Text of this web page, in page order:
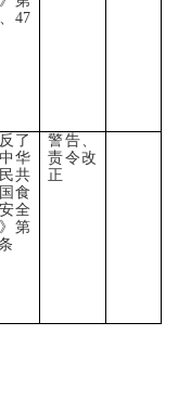
47
了
中华
共
食
全
第
警告、
责令改
正